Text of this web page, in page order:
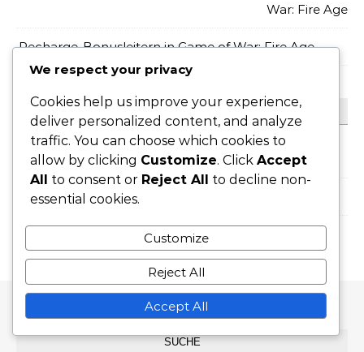
War: Fire Age
Recharge-Bonusleitern in Game of War: Fire Age
ARCHIV
March 2026
February 2026
SUCHE
We respect your privacy
Cookies help us improve your experience,
deliver personalized content, and analyze
traffic. You can choose which cookies to
allow by clicking Customize. Click Accept
All to consent or Reject All to decline non-
essential cookies.
Customize
Reject All
Accept All